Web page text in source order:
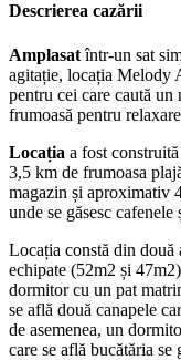
Descrierea cazării
Amplasatîntr-un sat
agitație, locația Melody
pentru cei care caută un
frumoasă pentru
Locația a fost
3,5 km de frumoasa
magazin și aproximativ
unde se găsesc cafenele
Locația constă din două
echipate (52m2 și
dormitor cu un pat
se află două canapele
de asemenea, un
care se află bucătăria se